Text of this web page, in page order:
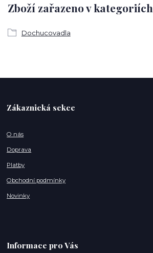
Zboží zařazeno v kategoriích
Dochucovadla
Zákaznická sekce
O nás
Doprava
Platby
Obchodní podmínky
Novinky
Informace pro Vás